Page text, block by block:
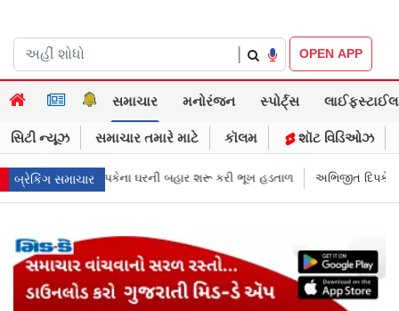
OPEN APP
સમાચાર મનોરંજન સ્પોર્ટ્સ લાઈફસ્ટાઈલ
સિટી ન્યૂઝ સમાચાર તમારે માટે કૉલમ શૉટ વિડિઓઝ
બ્રેકિંગ સમાચાર
શરૂ કરી ભૂખ હડતાળ અભિજીત દિપકેએ CJPની નવી નીતિ જાહેર કરી,